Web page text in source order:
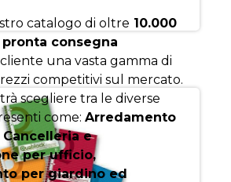
catalogo di oltre 10.000
consegna
una vasta gamma di
competitivi sul mercato.
scegliere tra le diverse
come: Arredamento
e
per ufficio,
per giardino ed